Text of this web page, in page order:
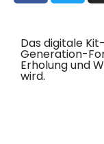
Das digitale
Generation-
Erholung und
wird.